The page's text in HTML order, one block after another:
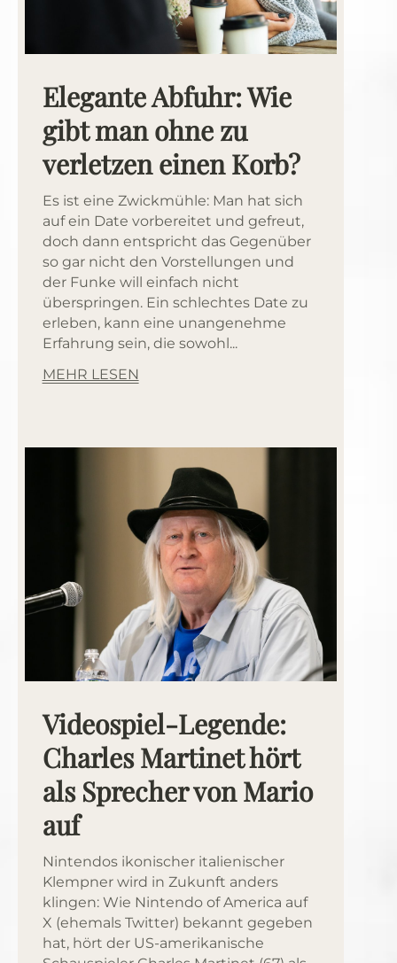
Elegante Abfuhr: Wie
gibt man ohne zu
verletzen einen Korb?
Es ist eine Zwickmühle: Man hat sich
auf ein Date vorbereitet und gefreut,
doch dann entspricht das Gegenüber
so gar nicht den Vorstellungen und
der Funke will einfach nicht
überspringen. Ein schlechtes Date zu
erleben, kann eine unangenehme
Erfahrung sein, die sowohl...
MEHR LESEN
Videospiel-Legende:
Charles Martinet hört
als Sprecher von Mario
auf
Nintendos ikonischer italienischer
Klempner wird in Zukunft anders
klingen: Wie Nintendo of America auf
X (ehemals Twitter) bekannt gegeben
hat, hört der US-amerikanische